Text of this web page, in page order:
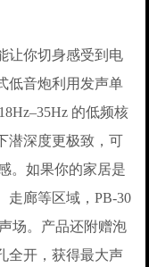
让你切身感受到电
低音炮利用发声单
的低频核
潜深度更极致，可
。如果你的家居是
走廊等区域，PB-30
场。产品还附赠泡
全开，获得最大声